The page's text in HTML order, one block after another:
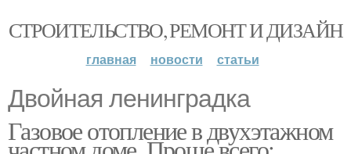
СТРОИТЕЛЬСТВО, РЕМОНТ И ДИЗАЙН
главная новости статьи
Двойная ленинградка
Газовое отопление в двухэтажном